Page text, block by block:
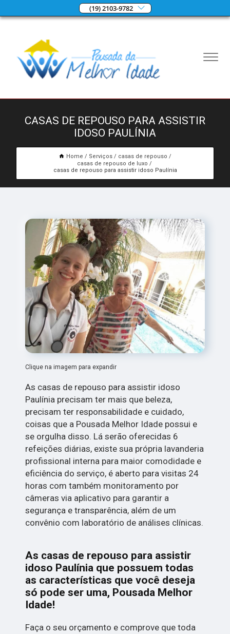
(19) 2103-9782
CASAS DE REPOUSO PARA ASSISTIR
IDOSO PAULÍNIA
Home Serviços
casas de repouso
casas de repouso de luxo
casas de repouso para assistir idoso Paulínia
Clique na imagem para expandir
As casas de repouso para assistir idoso
Paulínia precisam ter mais que beleza,
precisam ter responsabilidade e cuidado,
coisas que a Pousada Melhor Idade possui e
se orgulha disso. Lá serão oferecidas 6
refeições diárias, existe sua própria lavanderia
profissional interna para maior comodidade e
eficiência do serviço, é aberto para visitas 24
horas com também monitoramento por
câmeras via aplicativo para garantir a
segurança e transparência, além de um
convênio com laboratório de análises clínicas.
As casas de repouso para assistir
idoso Paulínia que possuem todas
as características que você deseja
só pode ser uma, Pousada Melhor
Idade!
Faça o seu orçamento e comprove que toda